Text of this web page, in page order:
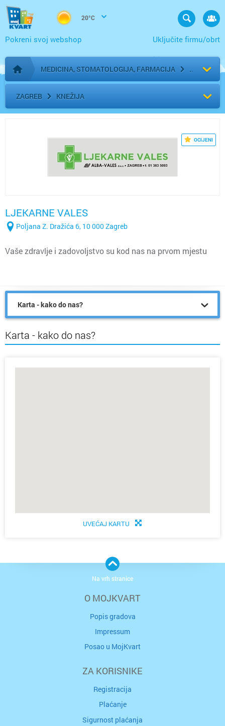
20°C
Uključite firmu/obrt
Pokreni svoj webshop
Početna stranica
MEDICINA, STOMATOLOGIJA, FARMACIJA
ZAGREB KNEŽIJA
OCIJENI
LJEKARNE VALES
Poljana Z. Dražića 6, 10 000 Zagreb
Vaše zdravlje i zadovoljstvo su kod nas na prvom mjestu
Karta - kako do nas?
Karta - kako do nas?
UVEĆAJ KARTU
O MOJKVART
Popis gradova
Impressum
Posao u MojKvart
ZA KORISNIKE
Registracija
Plaćanje
Sigurnost plaćanja
Na vrh stranice